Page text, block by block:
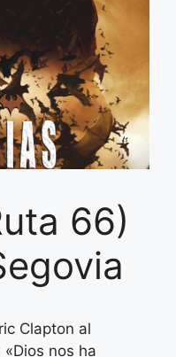
66)
Clapton al
nos ha